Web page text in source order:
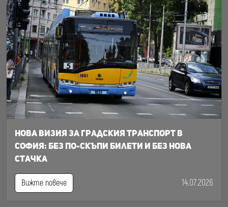
Нова визия за градския транспорт в
София: Без по-скъпи билети и без нова
стачка
Вижте повече 14.07.2026